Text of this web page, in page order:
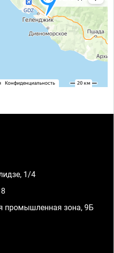
1/4
промышленная зона, 9Б